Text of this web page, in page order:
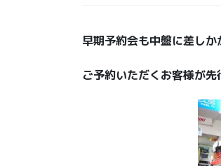
早期予約会も中盤に差し
ご予約いただくお客様が先